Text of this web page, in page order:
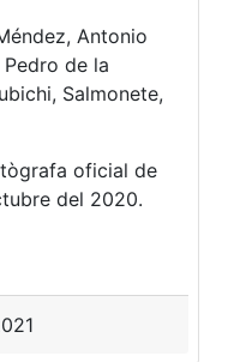
Antonio
de la
Salmonete,
oficial de
del 2020.